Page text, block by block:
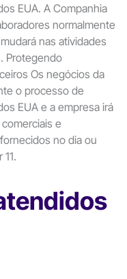
EUA. A Companhia
normalmente
nas atividades
Protegendo
Os negócios da
o processo de
EUA e a empresa irá
e
no dia ou